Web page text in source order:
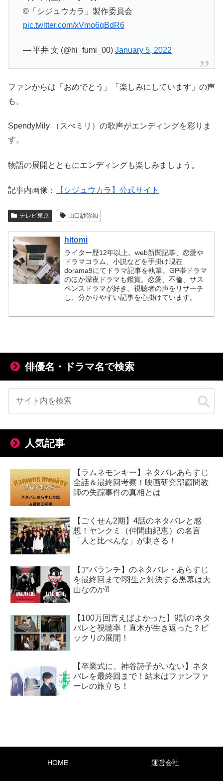
©「シジュウカラ」製作委員会
pic.twitter.com/xVmo6qBdR6
— 平井 文 (@hi_fumi_00) January 5, 2022
ファンからは「おめでとう」「楽しみにしています」の声
も。
SpendyMily （スぺミリ）の歌声がエンディングを彩りま
す。
物語の展開とともにエンディングも楽しみましょう。
記事内画像： 【シジュウカラ】公式サイト
テレビ東京 山口紗弥加
hitomi
ライター歴12年以上。web新聞記事、恋愛や
ドラマコラム、小説などを手掛け現在
dorama9にてドラマ記事を執筆。GP帯ドラマ
のほか深夜ドラマも鑑賞。恋愛、不倫、サス
ペンスドラマが好き。視聴者の声をリサーチ
し、分かりやすい記事を心掛けています。
俳優名・ドラマ名で検索
人気記事
【ラムネモンキー】ネタバレあらすじ
全話＆最終回考察！映画研究部顧問教
師の失踪事件の真相とは
【ごくせん2期】4話のネタバレと感
想！ヤンクミ（仲間由紀恵）の名言
「人と比べんな」が刺さる！
【アバランチ】のネタバレ・あらすじ
を最終回まで!羽生と対決する黒幕は大
山なのか⁈
【100万回言えばよかった】9話のネタ
バレと視聴率！直木が生き返った？ビ
ックリの展開！
【卒業式に、神谷詩子がいない】ネタ
バレを最終回まで！結末はファンファ
ーレの旅立ち！
HOME 運営会社